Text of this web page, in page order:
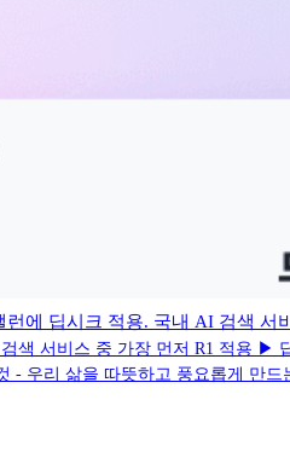
에 딥시크 적용. 국내 AI 검색 서
색 서비스 중 가장 먼저 R1 적용 ▶
- 우리 삶을 따뜻하고 풍요롭게 만